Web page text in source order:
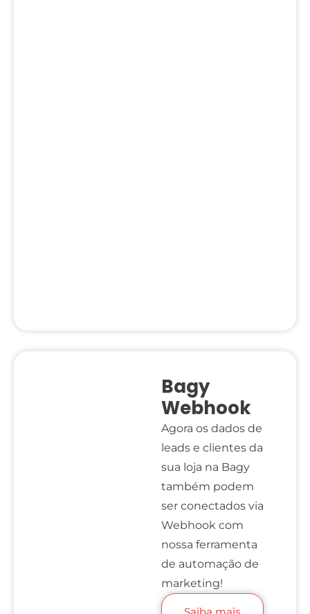
Bagy
Webhook
Agora os dados de
leads e clientes da
sua loja na Bagy
também podem
ser conectados via
Webhook com
nossa ferramenta
de automação de
marketing!